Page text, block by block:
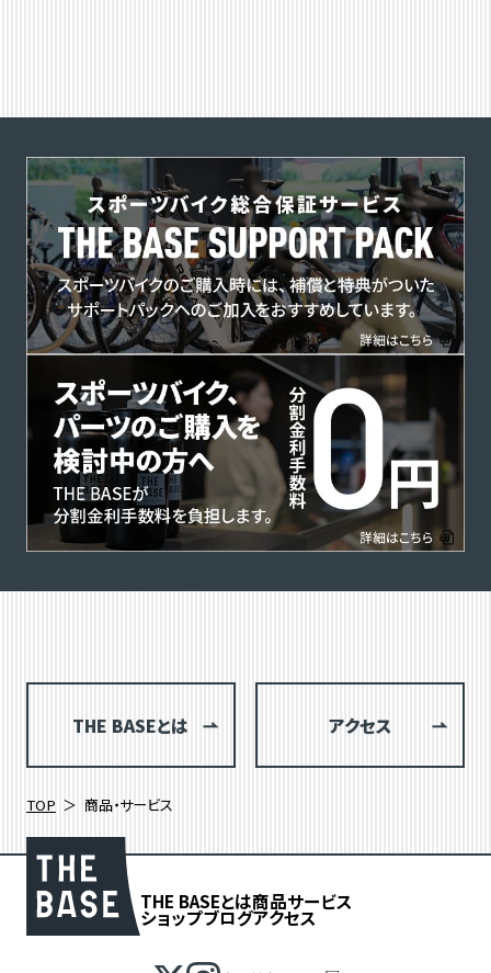
THE BASEとは アクセス
TOP 商品・サービス
THE BASEとは商品サービス
ショップブログアクセス